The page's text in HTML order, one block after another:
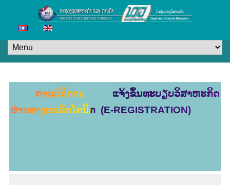
ການບໍລິການ ແຈ້ງຂຶ້ນທະບຽບວິສາຫະກິດ
ຜ່ານທາງເອເລັກໂຕນິກ (E-REGISTRATION)